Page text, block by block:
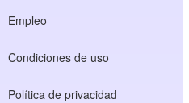
Empleo
Condiciones de uso
Política de privacidad